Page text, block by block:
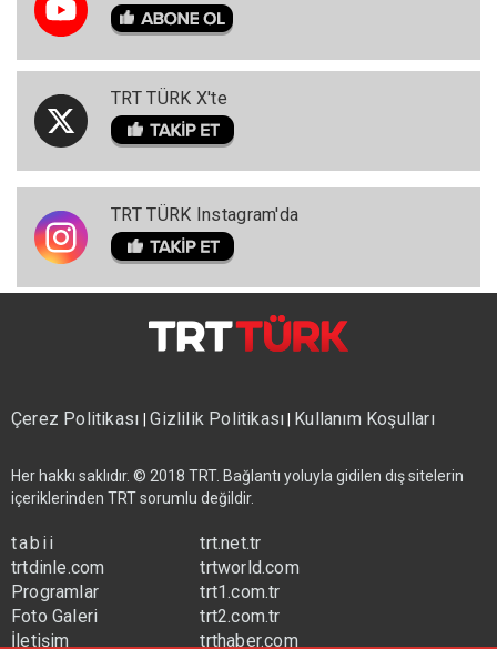
TRT TÜRK X'te
TRT TÜRK Instagram'da
Çerez Politikası|Gizlilik Politikası| Kullanım Koşulları
Her hakkı saklıdır. © 2018 TRT. Bağlantı yoluyla gidilen dış sitelerin
içeriklerinden TRT sorumlu değildir.
tabii
trtdinle.com
Programlar
Foto Galeri
İletişim
trt.net.tr
trtworld.com
trt1.com.tr
trt2.com.tr
trthaber.com